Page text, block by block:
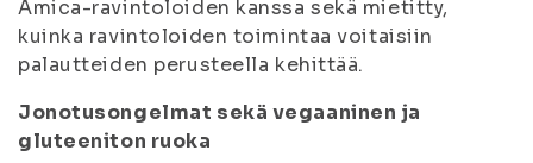
Amica-ravintoloiden kanssa sekä mietitty,
kuinka ravintoloiden toimintaa voitaisiin
palautteiden perusteella kehittää.
Jonotusongelmat sekä vegaaninen ja
gluteeniton ruoka